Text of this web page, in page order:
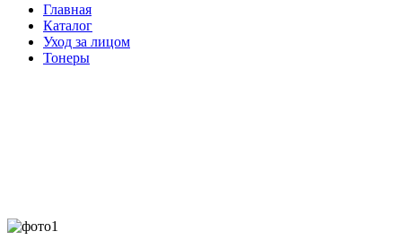
Главная
Каталог
Уход за лицом
Тонеры